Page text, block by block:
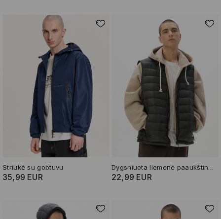
Striukė su gobtuvu
35,99 EUR
Dygsniuota liemenė paaukštinta apykakle
22,99 EUR